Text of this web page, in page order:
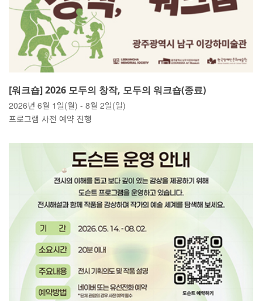
[워크숍] 2026 모두의 창작, 모두의 워크숍(종료)
2026년 6월 1일(월) - 8월 2일(일)
프로그램 사전 예약 진행